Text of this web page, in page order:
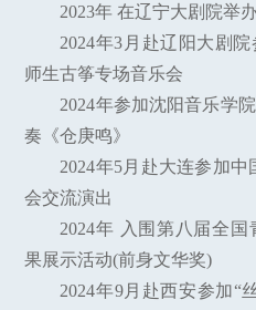
2023年 在辽宁大剧院举
2024年3月赴辽阳大剧
师生古筝专场音乐会
2024年参加沈阳音乐学
奏《仓庚鸣》
2024年5月赴大连参加
会交流演出
2024年 入围第八届全
果展示活动(前身文华奖)
2024年9月赴西安参加“